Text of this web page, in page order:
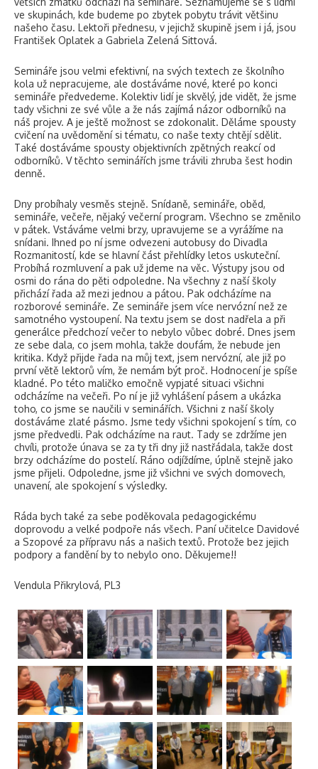
ve skupinách, kde budeme po zbytek pobytu trávit většinu
našeho času. Lektoři přednesu, v jejichž skupině jsem i já, jsou
František Oplatek a Gabriela Zelená Sittová.
Semináře jsou velmi efektivní, na svých textech ze školního
kola už nepracujeme, ale dostáváme nové, které po konci
semináře předvedeme. Kolektiv lidí je skvělý, jde vidět, že jsme
tady všichni ze své vůle a že nás zajímá názor odborníků na
náš projev. A je ještě možnost se zdokonalit. Děláme spousty
cvičení na uvědomění si tématu, co naše texty chtějí sdělit.
Také dostáváme spousty objektivních zpětných reakcí od
odborníků. V těchto seminářích jsme trávili zhruba šest hodin
denně.
Dny probíhaly vesměs stejně. Snídaně, semináře, oběd,
semináře, večeře, nějaký večerní program. Všechno se změnilo
v pátek. Vstáváme velmi brzy, upravujeme se a vyrážíme na
snídani. Ihned po ní jsme odvezeni autobusy do Divadla
Rozmanitostí, kde se hlavní část přehlídky letos uskuteční.
Probíhá rozmluvení a pak už jdeme na věc. Výstupy jsou od
osmi do rána do pěti odpoledne. Na všechny z naší školy
přichází řada až mezi jednou a pátou. Pak odcházíme na
rozborové semináře. Ze semináře jsem více nervózní než ze
samotného vystoupení. Na textu jsem se dost nadřela a při
generálce předchozí večer to nebylo vůbec dobré. Dnes jsem
ze sebe dala, co jsem mohla, takže doufám, že nebude jen
kritika. Když přijde řada na můj text, jsem nervózní, ale již po
první větě lektorů vím, že nemám být proč. Hodnocení je spíše
kladné. Po této maličko emočně vypjaté situaci všichni
odcházíme na večeři. Po ní je již vyhlášení pásem a ukázka
toho, co jsme se naučili v seminářích. Všichni z naší školy
dostáváme zlaté pásmo. Jsme tedy všichni spokojení s tím, co
jsme předvedli. Pak odcházíme na raut. Tady se zdržíme jen
chvíli, protože únava se za ty tři dny již nastřádala, takže dost
brzy odcházíme do postelí. Ráno odjíždíme, úplně stejně jako
jsme přijeli. Odpoledne, jsme již všichni ve svých domovech,
unavení, ale spokojení s výsledky.
Ráda bych také za sebe poděkovala pedagogickému
doprovodu a velké podpoře nás všech. Paní učitelce Davidové
a Szopové za přípravu nás a našich textů. Protože bez jejich
podpory a fandění by to nebylo ono. Děkujeme!!
Vendula Přikrylová, PL3